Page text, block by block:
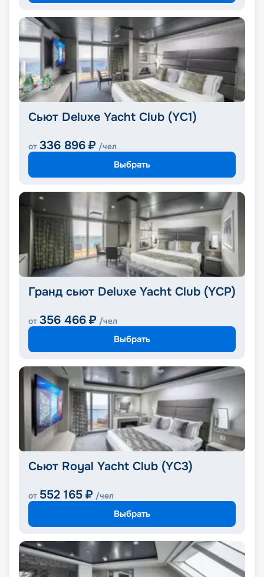
Сьют Deluxe Yacht Club (YC1)
от 336 896 ₽ /чел
Выбрать
Гранд сьют Deluxe Yacht Club (YCP)
от 356 466 ₽ /чел
Выбрать
Сьют Royal Yacht Club (YC3)
от 552 165 ₽ /чел
Выбрать